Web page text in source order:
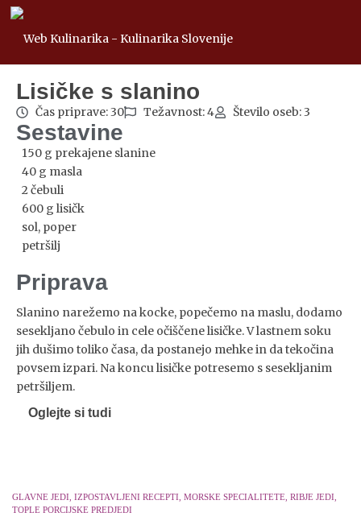
Lisičke s slanino
Čas priprave: 30 Težavnost: 4 Število oseb: 3
Sestavine
150 g prekajene slanine
40 g masla
2 čebuli
600 g lisičk
sol, poper
petršilj
Priprava
Slanino narežemo na kocke, popečemo na maslu, dodamo
sesekljano čebulo in cele očiščene lisičke. V lastnem soku
jih dušimo toliko časa, da postanejo mehke in da tekočina
povsem izpari. Na koncu lisičke potresemo s sesekljanim
petršiljem.
Oglejte si tudi
GLAVNE JEDI, IZPOSTAVLJENI RECEPTI, MORSKE SPECIALITETE, RIBJE JEDI,
TOPLE PORCIJSKE PREDJEDI